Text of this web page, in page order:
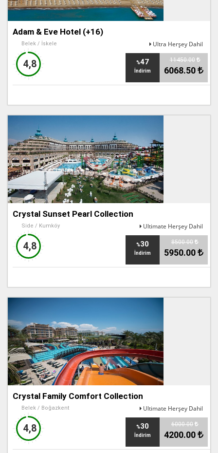
Adam & Eve Hotel (+16)
Belek / İskele Ultra Herşey Dahil
4,8 %47
İndirim
11450.00
6068.50
Crystal Sunset Pearl Collection
Side / Kumköy Ultimate Herşey Dahil
4,8 %30
İndirim
8500.00
5950.00
Crystal Family Comfort Collection
Belek / Boğazkent Ultimate Herşey Dahil
4,8 %30
İndirim
6000.00
4200.00